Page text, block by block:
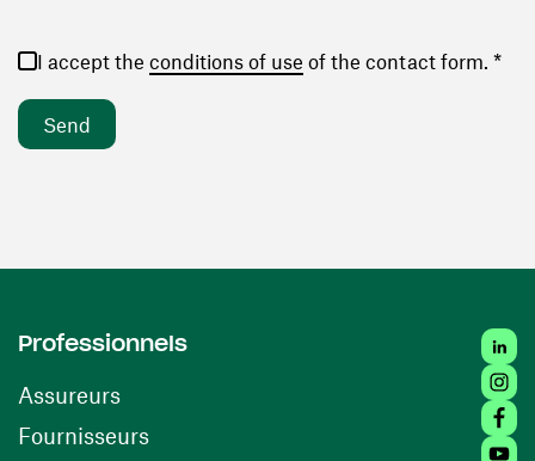
I accept the conditions of use (opens in a new window)
of the contact form. *
Professionnels
Assureurs
Fournisseurs(opens in a new window)